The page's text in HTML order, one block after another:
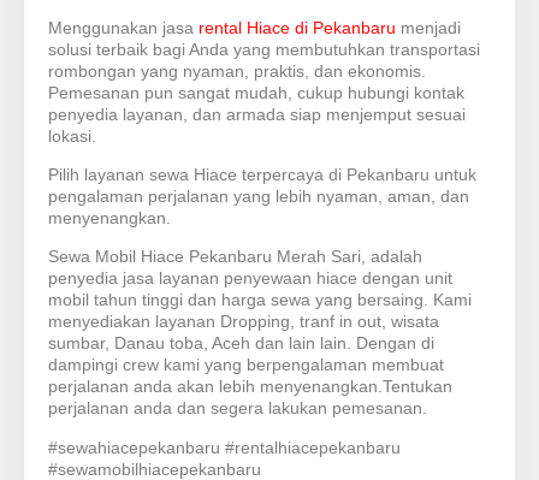
Menggunakan jasa rental Hiace di Pekanbaru menjadi
solusi terbaik bagi Anda yang membutuhkan transportasi
rombongan yang nyaman, praktis, dan ekonomis.
Pemesanan pun sangat mudah, cukup hubungi kontak
penyedia layanan, dan armada siap menjemput sesuai
lokasi.
Pilih layanan sewa Hiace terpercaya di Pekanbaru untuk
pengalaman perjalanan yang lebih nyaman, aman, dan
menyenangkan.
Sewa Mobil Hiace Pekanbaru Merah Sari, adalah
penyedia jasa layanan penyewaan hiace dengan unit
mobil tahun tinggi dan harga sewa yang bersaing. Kami
menyediakan layanan Dropping, tranf in out, wisata
sumbar, Danau toba, Aceh dan lain lain. Dengan di
dampingi crew kami yang berpengalaman membuat
perjalanan anda akan lebih menyenangkan.Tentukan
perjalanan anda dan segera lakukan pemesanan.
#sewahiacepekanbaru #rentalhiacepekanbaru
#sewamobilhiacepekanbaru